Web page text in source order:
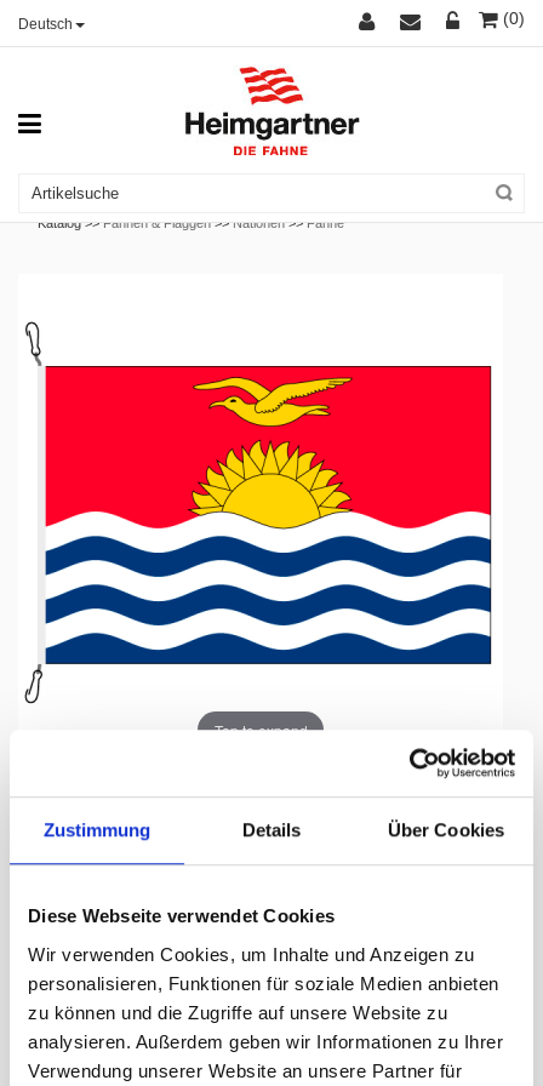
Zustimmung Details Über Cookies
Diese Webseite verwendet Cookies
Wir verwenden Cookies, um Inhalte und Anzeigen zu
personalisieren, Funktionen für soziale Medien anbieten
zu können und die Zugriffe auf unsere Website zu
analysieren. Außerdem geben wir Informationen zu Ihrer
Verwendung unserer Website an unsere Partner für
Deutsch (0)
Katalog >>Fahnen & Flaggen >>Nationen >>Fahne
Tap to expand
Kiribati, 70 x 100 cm
Lieferzeit Tage:ca. 5-7 Arbeitstage
55.50 CHF